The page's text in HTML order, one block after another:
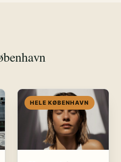
HELE KØBENHAVN